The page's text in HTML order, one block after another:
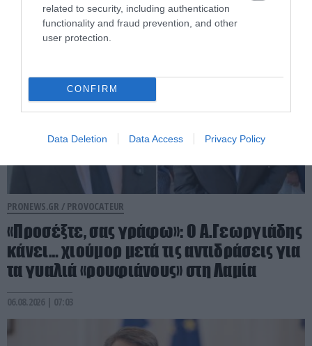
related to security, including authentication
functionality and fraud prevention, and other
user protection.
CONFIRM
Data Deletion Data Access Privacy Policy
06.08.2026 | 08:58
PRONEWS.GR / PROVOCATEUR
«Προσέξτε, σας γράφω»: Ο Α.Γεωργιάδης
κάνει… χιούμορ μετά τις αντιδράσεις για
τα γυαλιά «ρουφιάνους» στη Λαμία
06.08.2026 | 07:03